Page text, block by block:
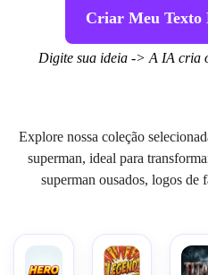
Criar Meu Texto
Digite sua ideia -> A IA cria
Explore nossa coleção
superman, ideal para
superman ousados, logos de